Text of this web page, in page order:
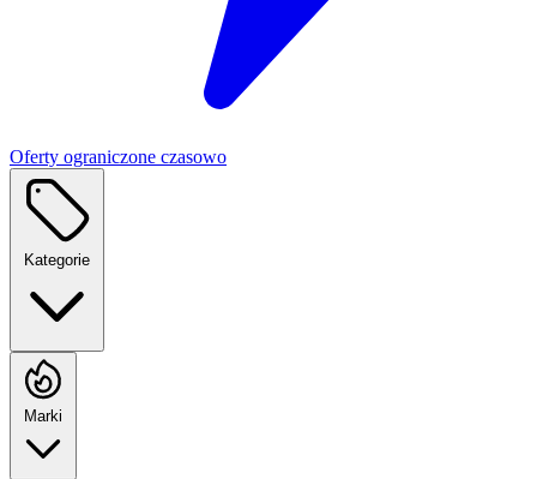
Oferty ograniczone czasowo
Kategorie
Marki